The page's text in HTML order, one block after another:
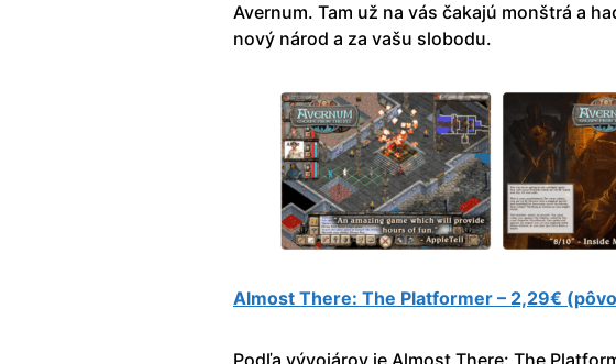
Avernum. Tam už na vás čakajú monštrá a
nový národ a za vašu slobodu.
Almost There: The Platformer – 2,29€